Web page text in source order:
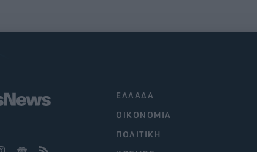
ΕΛΛΑΔΑ
ΟΙΚΟΝΟΜΙΑ
ΠΟΛΙΤΙΚΗ